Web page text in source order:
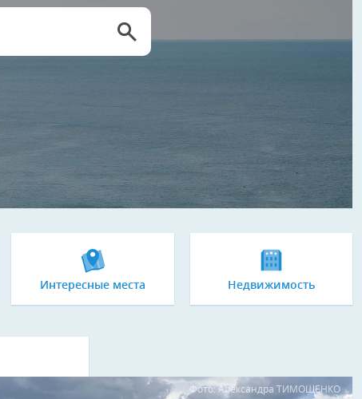
Интересные места Недвижимость
Фото: Александра ТИМОЩЕНКО